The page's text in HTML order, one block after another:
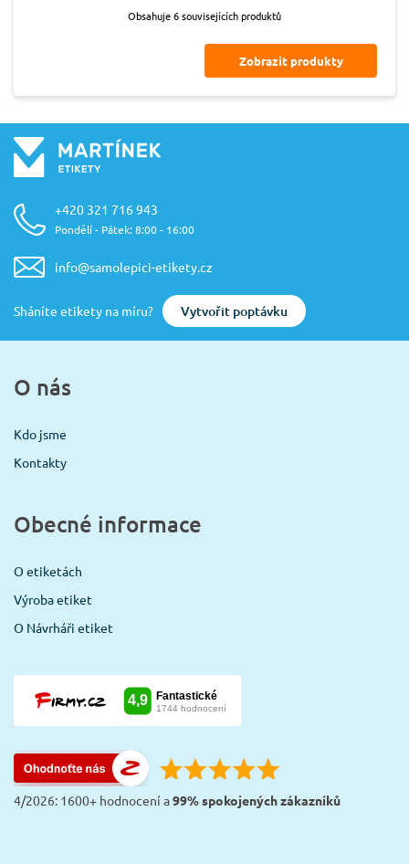
Obsahuje 6 souvisejících produktů
Zobrazit produkty
+420 321 716 943
Pondělí - Pátek: 8:00 - 16:00
info@samolepici-etikety.cz
Sháníte etikety na míru? Vytvořit poptávku
O nás
Kdo jsme
Kontakty
Obecné informace
O etiketách
Výroba etiket
O Návrháři etiket
4/2026: 1600+ hodnocení a99% spokojených zákazníků